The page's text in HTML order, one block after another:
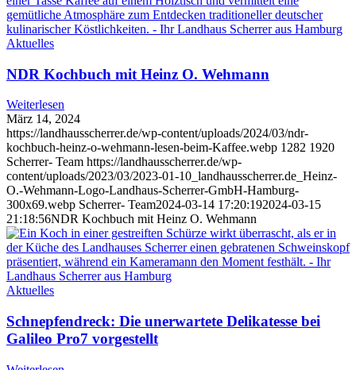
Aktuelles
NDR Kochbuch mit Heinz O. Wehmann
Weiterlesen
März 14, 2024
https://landhausscherrer.de/wp-content/uploads/2024/03/ndr-
kochbuch-heinz-o-wehmann-lesen-beim-Kaffee.webp 1282 1920
Scherrer- Team https://landhausscherrer.de/wp-
content/uploads/2023/03/2023-01-10_landhausscherrer.de_Heinz-
O.-Wehmann-Logo-Landhaus-Scherrer-GmbH-Hamburg-
300x69.webp Scherrer- Team2024-03-14 17:20:192024-03-15
21:18:56NDR Kochbuch mit Heinz O. Wehmann
Aktuelles
Schnepfendreck: Die unerwartete Delikatesse bei
Galileo Pro7 vorgestellt